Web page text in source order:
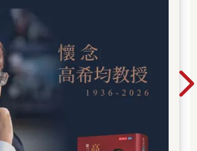
代的思想影響。